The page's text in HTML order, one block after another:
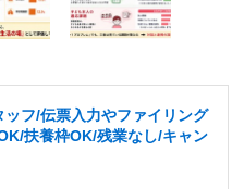
フ/伝票入力やファイリング
扶養枠OK/残業なし/キャン